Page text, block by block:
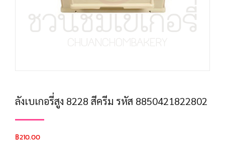
ลังเบเกอรี่สูง 8228 สีครีม รหัส 8850421822802
฿210.00